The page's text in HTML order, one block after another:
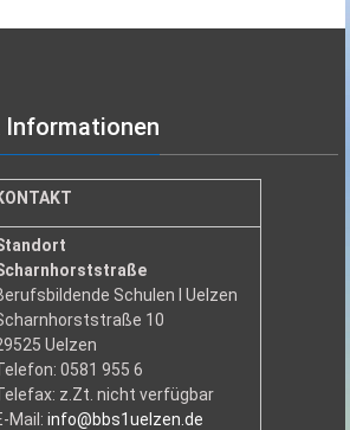
Informationen
Schulen I Uelzen
10
Uelzen
0581 955 6
z.Zt. nicht verfügbar
Mail:info@bbs1uelzen.de